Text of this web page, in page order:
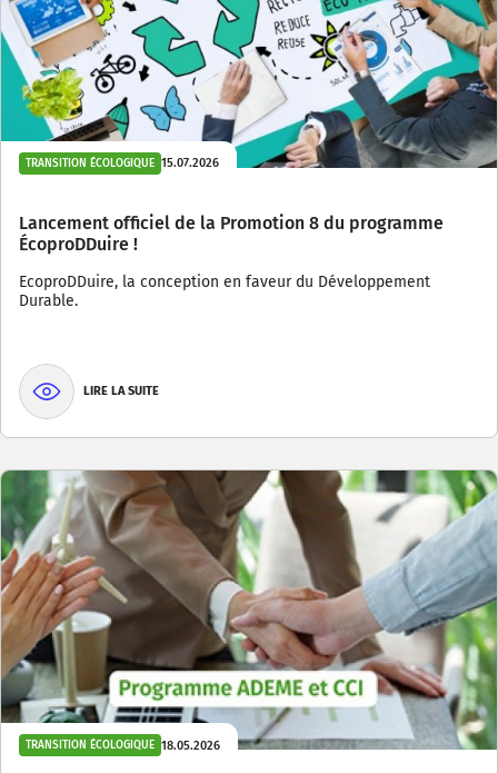
TRANSITION ÉCOLOGIQUE 15.07.2026
Lancement officiel de la Promotion 8 du programme
ÉcoproDDuire !
EcoproDDuire, la conception en faveur du Développement
Durable.
LIRE LA SUITE
TRANSITION ÉCOLOGIQUE 18.05.2026